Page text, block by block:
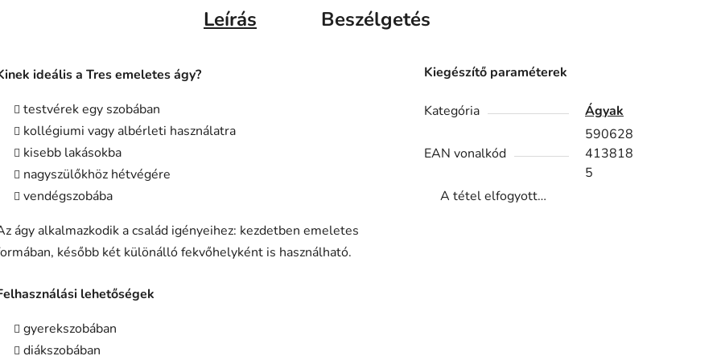
Leírás Beszélgetés
ideális a Tres emeletes ágy?
testvérek egy szobában
kollégiumi vagy albérleti használatra
kisebb lakásokba
nagyszülőkhöz hétvégére
vendégszobába
ágy alkalmazkodik a család igényeihez: kezdetben emeletes
később két különálló fekvőhelyként is használható.
lehetőségek
gyerekszobában
diákszobában
Kiegészítő paraméterek
Kategória Ágyak
EAN vonalkód
590628
413818
5
A tétel elfogyott…